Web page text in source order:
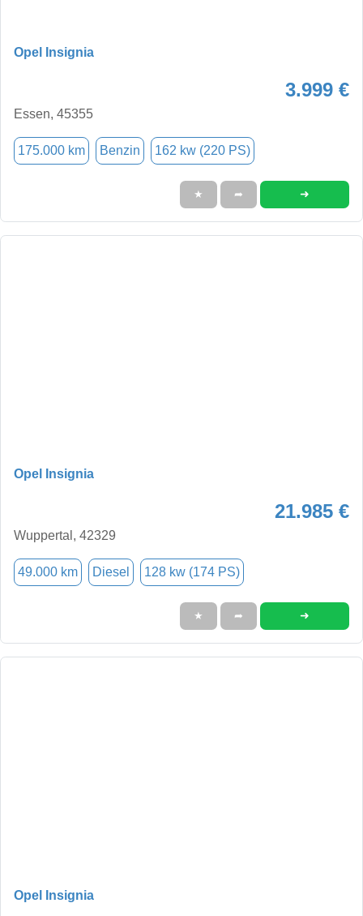
Opel Insignia
3.999 €
Essen, 45355
175.000 km Benzin 162 kw (220 PS)
★ ➦ ➜
Opel Insignia
21.985 €
Wuppertal, 42329
49.000 km Diesel 128 kw (174 PS)
★ ➦ ➜
Opel Insignia